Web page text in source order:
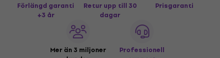
Förlängd garanti
+3 år
Retur upp till 30
dagar
Prisgaranti
Mer än 3 miljoner
Professionell